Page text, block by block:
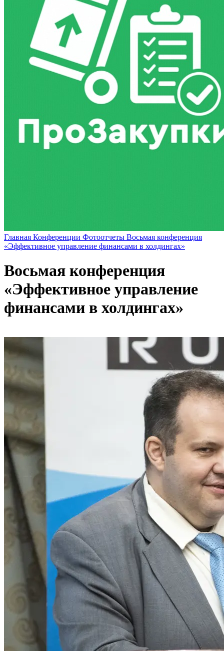
Главная Конференции Фотоотчеты Восьмая конференция
«Эффективное управление финансами в холдингах»
Восьмая конференция
«Эффективное управление
финансами в холдингах»